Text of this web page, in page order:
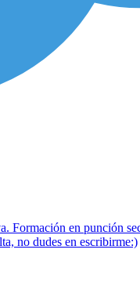
Formación en punción
no dudes en escribirme:)